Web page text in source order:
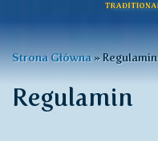
Jesteś
tutaj
Strona Główna » Regulamin
Regulamin